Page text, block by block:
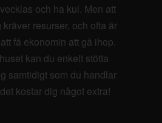
och ha kul. Men att
resurser, och ofta är
få ekonomin att gå ihop.
kan du enkelt stötta
samtidigt som du handlar
kostar dig något extra!